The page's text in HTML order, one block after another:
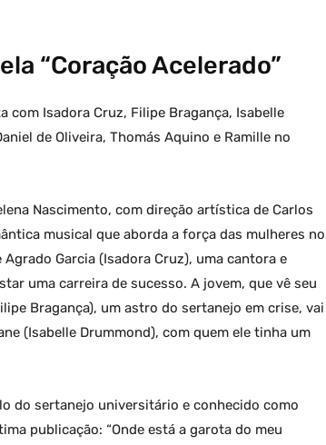
“Coração Acelerado”
com Isadora Cruz, Filipe Bragança, Isabelle
de Oliveira, Thomás Aquino e Ramille no
Nascimento, com direção artística de Carlos
musical que aborda a força das mulheres no
Garcia (Isadora Cruz), uma cantora e
uma carreira de sucesso. A jovem, que vê seu
Bragança), um astro do sertanejo em crise, vai
(Isabelle Drummond), com quem ele tinha um
do sertanejo universitário e conhecido como
publicação: “Onde está a garota do meu